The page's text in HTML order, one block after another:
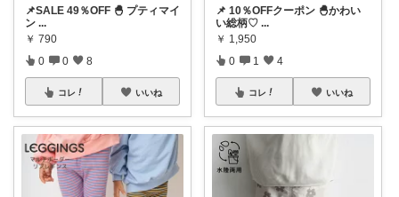
📌SALE 49％OFF 🐣 プティマイ
ン ...
￥ 790
0 0 8
コレ いいね
📌 10％OFFクーポン 🐣かわい
い総柄♡ ...
￥ 1,950
0 1 4
コレ いいね